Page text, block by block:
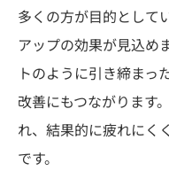
多くの方が目的として
アップの効果が見込め
トのように引き締まっ
改善にもつながります
れ、結果的に疲れにく
です。